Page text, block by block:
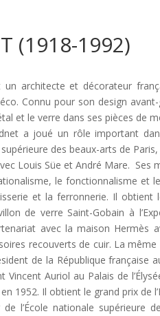
(1918-1992)
un architecte et décorateur
Connu pour son design
et le verre dans ses pièces de
a joué un rôle important
des beaux-arts de
Louis Süe et André Mare. Ses
le fonctionnalisme et
et la ferronnerie. Il obtient
de verre Saint-Gobain à
avec la maison Hermès
recouverts de cuir. La
de la République française
Vincent Auriol au Palais de
1952. Il obtient le grand prix de
l’École nationale supérieure